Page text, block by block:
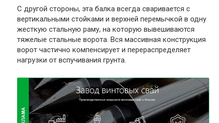
С другой стороны, эта балка всегда сваривается с
вертикальными стойками и верхней перемычкой в одну
жесткую стальную раму, на которую вывешиваются
тяжелые стальные ворота. Вся массивная конструкция
ворот частично компенсирует и перераспределяет
нагрузки от вспучивания грунта.